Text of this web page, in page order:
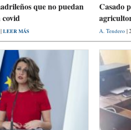
que no puedan
covid
LEER MÁS
Casado
A. Tendero |